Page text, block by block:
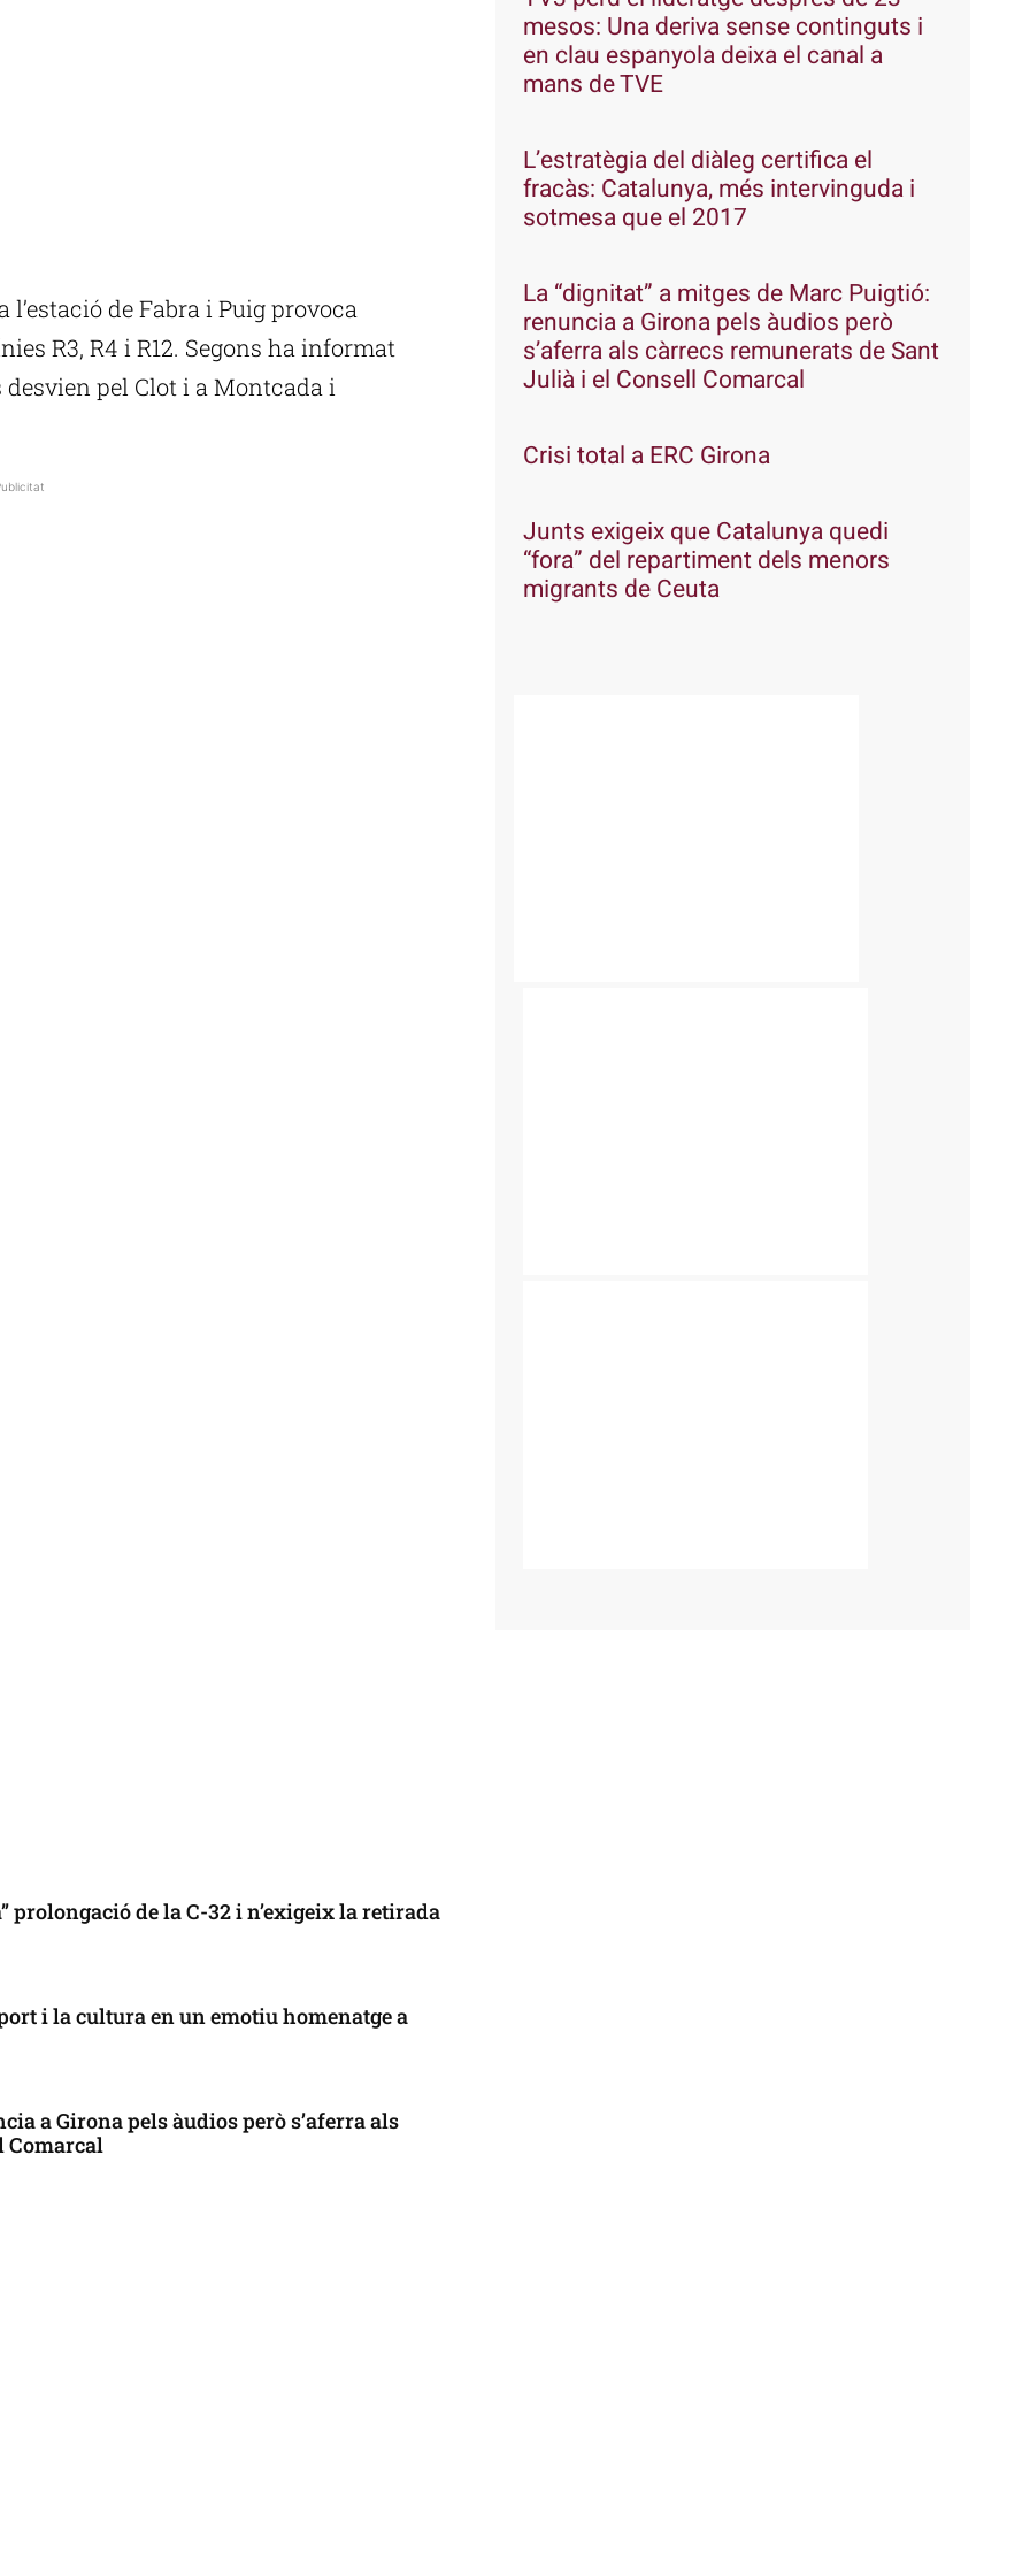
de Fabra i Puig provoca
R3, R4 i R12. Segons ha informat
desvien pel Clot i a Montcada i
prolongació de la C-32 i n’exigeix la retirada
i la cultura en un emotiu homenatge a
a Girona pels àudios però s’aferra als
Comarcal
mesos: Una deriva sense continguts i
en clau espanyola deixa el canal a
mans de TVE
L’estratègia del diàleg certifica el
fracàs: Catalunya, més intervinguda i
sotmesa que el 2017
La “dignitat” a mitges de Marc Puigtió:
renuncia a Girona pels àudios però
s’aferra als càrrecs remunerats de Sant
Julià i el Consell Comarcal
Crisi total a ERC Girona
Junts exigeix que Catalunya quedi
“fora” del repartiment dels menors
migrants de Ceuta